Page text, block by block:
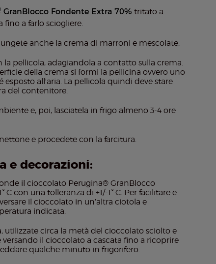
GranBlocco Fondente Extra 70% tritato a
fino a farlo sciogliere.
anche la crema di marroni e mescolate.
pellicola, adagiandola a contatto sulla crema.
della crema si formi la pellicina ovvero uno
all'aria. La pellicola quindi deve stare
del contenitore.
e, poi, lasciatela in frigo almeno 3-4 ore
e procedete con la farcitura.
e decorazioni:
il cioccolato Perugina® GranBlocco
con una tolleranza di +1/-1° C. Per facilitare e
il cioccolato in un’altra ciotola e
indicata.
utilizzate circa la metà del cioccolato sciolto e
il cioccolato a cascata fino a ricoprire
qualche minuto in frigorifero.